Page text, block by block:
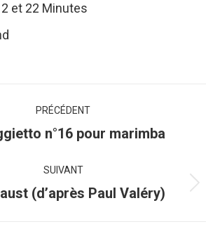
et 22 Minutes
PRÉCÉDENT
Onglet
n°16 pour marimba
SUIVANT
Projets
(d’après Paul Valéry)